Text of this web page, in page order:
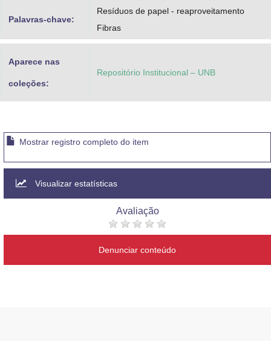
Palavras-chave:
Resíduos de papel - reaproveitamento
Fibras
Aparece nas
coleções:
Repositório Institucional – UNB
Mostrar registro completo do item
Visualizar estatísticas
Avaliação
Denunciar conteúdo